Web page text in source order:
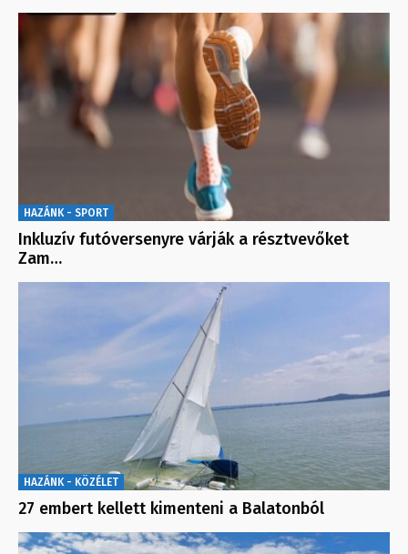
HAZÁNK - SPORT
Inkluzív futóversenyre várják a résztvevőket
Zam…
HAZÁNK - KÖZÉLET
27 embert kellett kimenteni a Balatonból